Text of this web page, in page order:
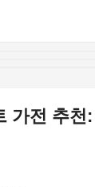
가전 추천: